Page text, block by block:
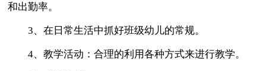
和出勤率。
3、在日常生活中抓好班级幼儿的常规。
4、教学活动：合理的利用各种方式来进行教学。